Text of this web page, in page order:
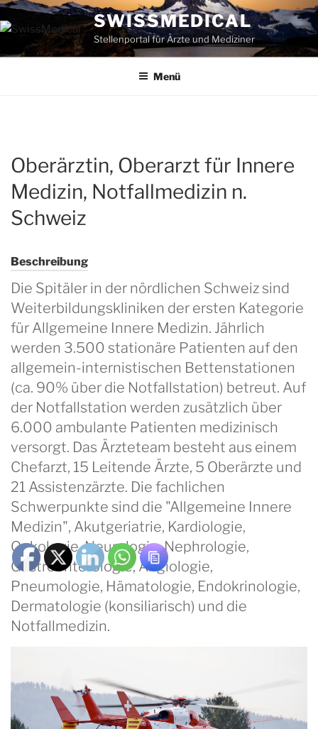
Zum
Inhalt
springen
SWISSMEDICAL
Stellenportal für Ärzte und Mediziner
Menü
Oberärztin, Oberarzt für Innere
Medizin, Notfallmedizin n.
Schweiz
Beschreibung
Die Spitäler in der nördlichen Schweiz sind
Weiterbildungskliniken der ersten Kategorie
für Allgemeine Innere Medizin. Jährlich
werden 3.500 stationäre Patienten auf den
allgemein-internistischen Bettenstationen
(ca. 90% über die Notfallstation) betreut. Auf
der Notfallstation werden zusätzlich über
6.000 ambulante Patienten medizinisch
versorgt. Das Ärzteteam besteht aus einem
Chefarzt, 15 Leitende Ärzte, 5 Oberärzte und
21 Assistenzärzte. Die fachlichen
Schwerpunkte sind die "Allgemeine Innere
Medizin", Akutgeriatrie, Kardiologie,
Onkologie, Neurologie, Nephrologie,
Gastroenterologie, Angiologie,
Pneumologie, Hämatologie, Endokrinologie,
Dermatologie (konsiliarisch) und die
Notfallmedizin.